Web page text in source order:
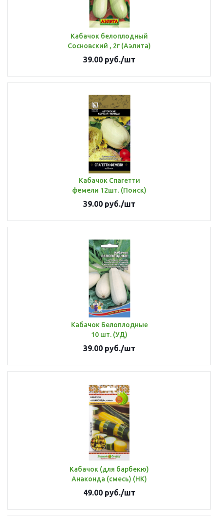
Кабачок белоплодный
Сосновский , 2г (Аэлита)
39.00руб./шт
Кабачок Спагетти
фемели 12шт. (Поиск)
39.00руб./шт
Кабачок Белоплодные
10 шт. (УД)
39.00руб./шт
Кабачок (для барбекю)
Анаконда (смесь) (НК)
49.00руб./шт